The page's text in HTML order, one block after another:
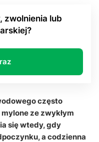
i spadek
sygnałem?
zaczynają
zwolnienia lub
często
ze zwykłym
się wtedy, gdy
a codzienna